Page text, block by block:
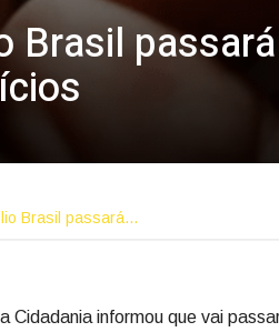
Brasil
Brasil passará…
Cidadania informou que vai